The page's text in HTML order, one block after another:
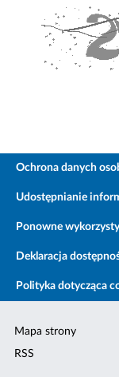
Ochrona danych
Udostępnianie
Ponowne
Deklaracja
Polityka dotycząca
Mapa strony
RSS